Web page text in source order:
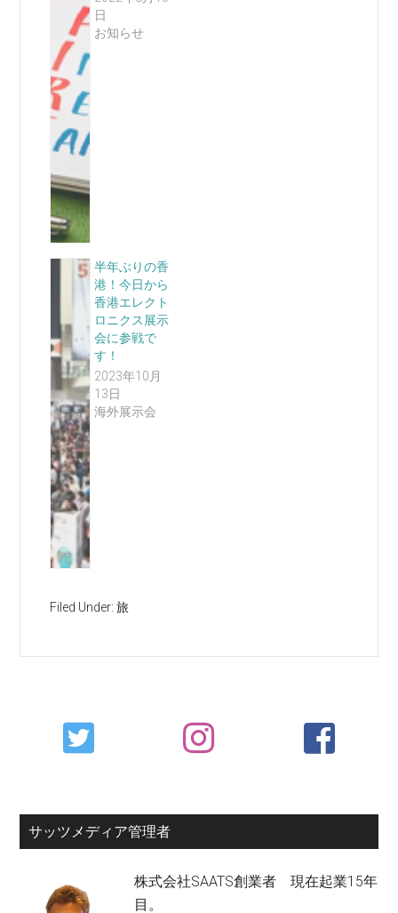
日
お知らせ
半年ぶりの香
港！今日から
香港エレクト
ロニクス展示
会に参戦で
す！
2023年10月
13日
海外展示会
Filed Under:旅
Primary
Sidebar
サッツメディア管理者
株式会社SAATS創業者 現在起業15年
目。